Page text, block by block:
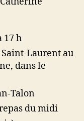
17 h
Laurent au
dans le
Talon
du midi